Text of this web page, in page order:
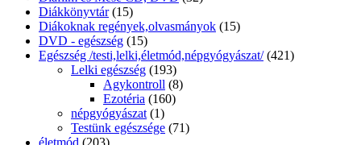
Diákkönyvtár (15)
Diákoknak regények,olvasmányok (15)
DVD - egészség (15)
Egészség /testi,lelki,életmód,népgyógyászat/ (421)
Lelki egészség (193)
Agykontroll (8)
Ezotéria (160)
népgyógyászat (1)
Testünk egészsége (71)